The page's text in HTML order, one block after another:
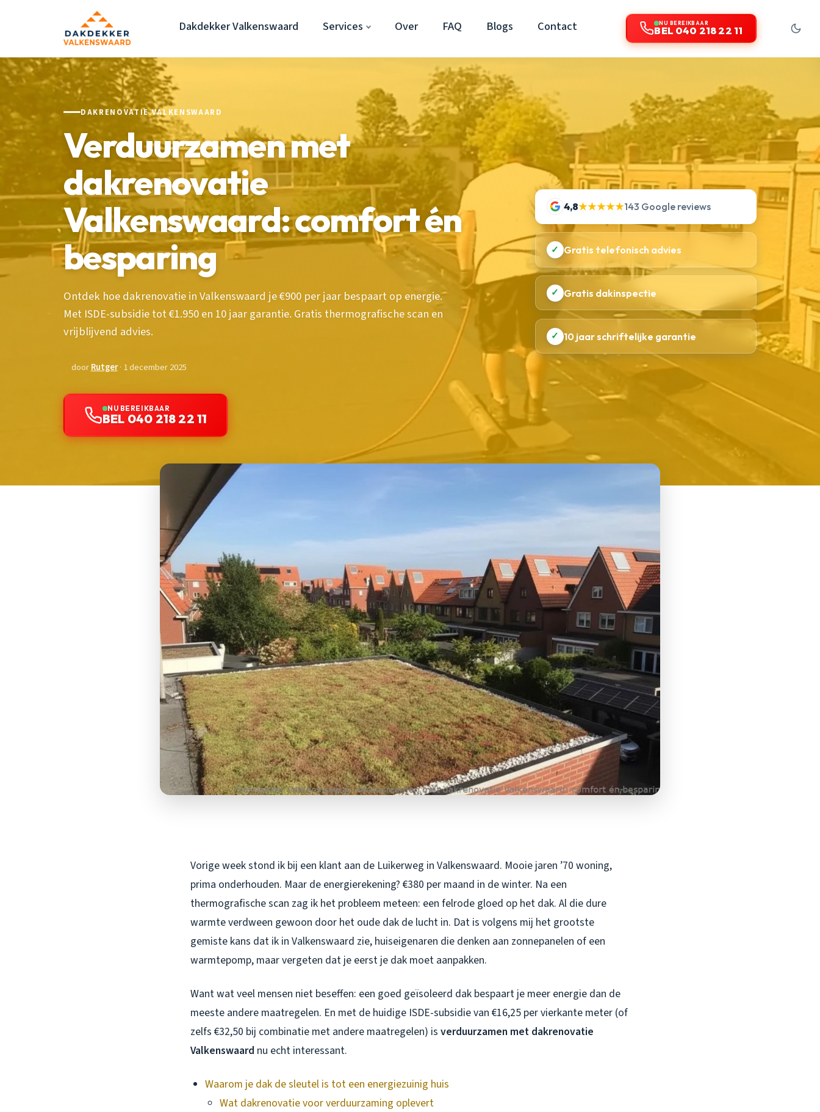
Dakdekker Valkenswaard Services Over FAQ Blogs Contact NU BEREIKBAAR
BEL 040 218 22 11
DAKRENOVATIE VALKENSWAARD
Verduurzamen met
dakrenovatie
Valkenswaard: comfort én
besparing
Ontdek hoe dakrenovatie in Valkenswaard je €900 per jaar bespaart op energie.
Met ISDE-subsidie tot €1.950 en 10 jaar garantie. Gratis thermografische scan en
vrijblijvend advies.
doorRutger· 1 december 2025
NU BEREIKBAAR
BEL 040 218 22 11
4,8★★★★★143 Google reviews
✓ Gratis telefonisch advies
✓ Gratis dakinspectie
✓ 10 jaar schriftelijke garantie
Vorige week stond ik bij een klant aan de Luikerweg in Valkenswaard. Mooie jaren ’70 woning,
prima onderhouden. Maar de energierekening? €380 per maand in de winter. Na een
thermografische scan zag ik het probleem meteen: een felrode gloed op het dak. Al die dure
warmte verdween gewoon door het oude dak de lucht in. Dat is volgens mij het grootste
gemiste kans dat ik in Valkenswaard zie, huiseigenaren die denken aan zonnepanelen of een
warmtepomp, maar vergeten dat je eerst je dak moet aanpakken.
Want wat veel mensen niet beseffen: een goed geïsoleerd dak bespaart je meer energie dan de
meeste andere maatregelen. En met de huidige ISDE-subsidie van €16,25 per vierkante meter (of
zelfs €32,50 bij combinatie met andere maatregelen) is verduurzamen met dakrenovatie
Valkenswaard nu echt interessant.
Waarom je dak de sleutel is tot een energiezuinig huis
Wat dakrenovatie voor verduurzaming oplevert